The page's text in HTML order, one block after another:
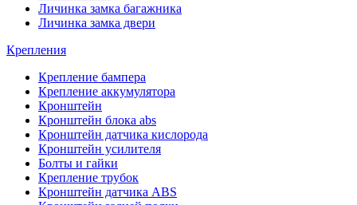
Личинка замка багажника
Личинка замка двери
Крепления
Крепление бампера
Крепление аккумулятора
Кронштейн
Кронштейн блока abs
Кронштейн датчика кислорода
Кронштейн усилителя
Болты и гайки
Крепление трубок
Кронштейн датчика ABS